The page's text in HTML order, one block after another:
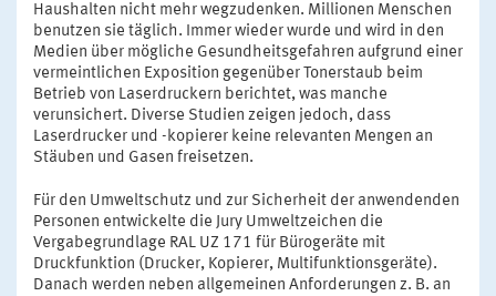
Haushalten nicht mehr wegzudenken. Millionen Menschen
benutzen sie täglich. Immer wieder wurde und wird in den
Medien über mögliche Gesundheitsgefahren aufgrund einer
vermeintlichen Exposition gegenüber Tonerstaub beim
Betrieb von Laserdruckern berichtet, was manche
verunsichert. Diverse Studien zeigen jedoch, dass
Laserdrucker und -kopierer keine relevanten Mengen an
Stäuben und Gasen freisetzen.
Für den Umweltschutz und zur Sicherheit der anwendenden
Personen entwickelte die Jury Umweltzeichen die
Vergabegrundlage RAL UZ 171 für Bürogeräte mit
Druckfunktion (Drucker, Kopierer, Multifunktionsgeräte).
Danach werden neben allgemeinen Anforderungen z. B. an